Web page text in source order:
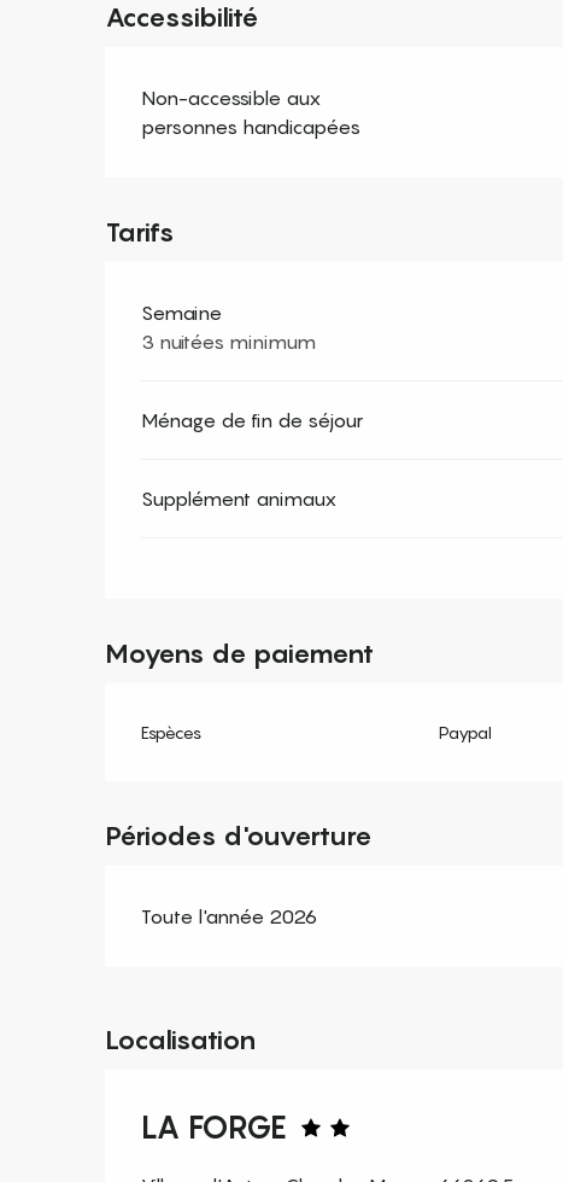
Accessibilité
Non-accessible aux
personnes handicapées
Tarifs
Semaine
3 nuitées minimum
Ménage de fin de séjour
Supplément animaux
Moyens de paiement
Espèces Paypal
Périodes d'ouverture
Toute l'année 2026
Localisation
LA FORGE